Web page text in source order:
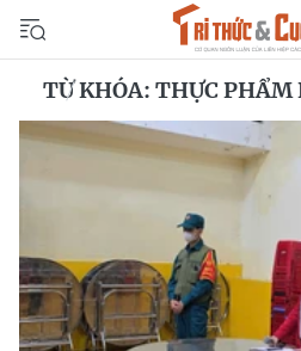
TỪ KHÓA: THỰC PHẨM